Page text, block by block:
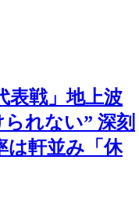
表戦」地上波
れない” 深刻
は軒並み「休